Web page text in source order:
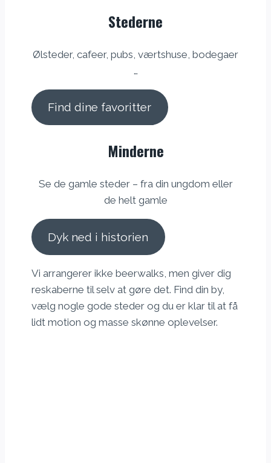
Stederne
Ølsteder, cafeer, pubs, værtshuse, bodegaer
…
Find dine favoritter
Minderne
Se de gamle steder – fra din ungdom eller
de helt gamle
Dyk ned i historien
Vi arrangerer ikke beerwalks, men giver dig
reskaberne til selv at gøre det. Find din by,
vælg nogle gode steder og du er klar til at få
lidt motion og masse skønne oplevelser.